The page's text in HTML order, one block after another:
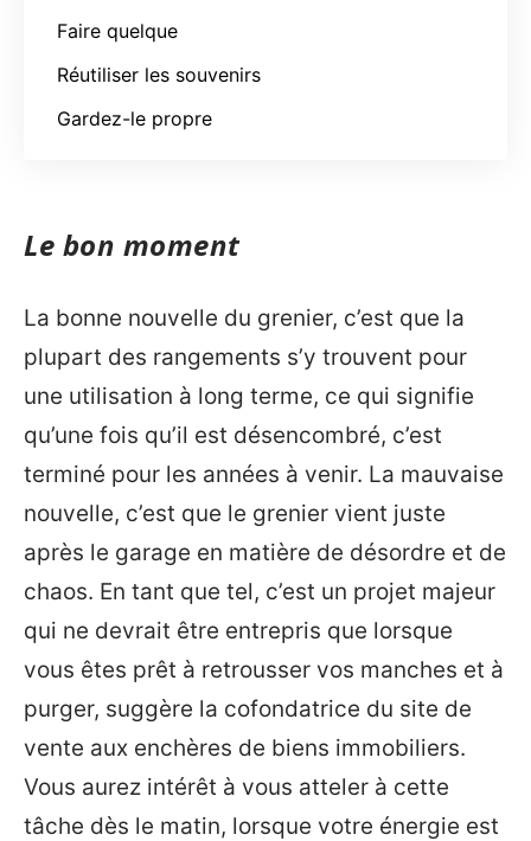
Faire quelque
Réutiliser les souvenirs
Gardez-le propre
Le bon moment
La bonne nouvelle du grenier, c’est que la
plupart des rangements s’y trouvent pour
une utilisation à long terme, ce qui signifie
qu’une fois qu’il est désencombré, c’est
terminé pour les années à venir. La mauvaise
nouvelle, c’est que le grenier vient juste
après le garage en matière de désordre et de
chaos. En tant que tel, c’est un projet majeur
qui ne devrait être entrepris que lorsque
vous êtes prêt à retrousser vos manches et à
purger, suggère la cofondatrice du site de
vente aux enchères de biens immobiliers.
Vous aurez intérêt à vous atteler à cette
tâche dès le matin, lorsque votre énergie est